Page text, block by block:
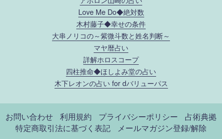
Love Me Do◆絶対数
木村藤子◆幸せの条件
大串ノリコの～紫微斗数と姓名判断～
マヤ暦占い
詳解ホロスコープ
四柱推命◆ほしよみ堂の占い
木下レオンの占い for dバリューパス
お問い合わせ 利用規約 プライバシーポリシー
占術典拠
特定商取引法に基づく表記
メールマガジン登録/解除